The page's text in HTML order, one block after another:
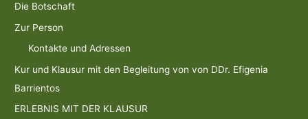
–
–
5
–
Die Botschaft
Zur Person
Kontakte und Adressen
Kur und Klausur mit den Begleitung von von DDr. Efigenia
Barrientos
ERLEBNIS MIT DER KLAUSUR